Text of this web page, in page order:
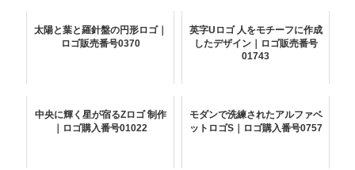
太陽と葉と羅針盤の円形ロゴ｜
ロゴ販売番号0370
英字Uロゴ 人をモチーフに作成
したデザイン｜ロゴ販売番号
01743
中央に輝く星が宿るZロゴ 制作
｜ロゴ購入番号01022
モダンで洗練されたアルファベ
ットロゴS｜ロゴ購入番号0757